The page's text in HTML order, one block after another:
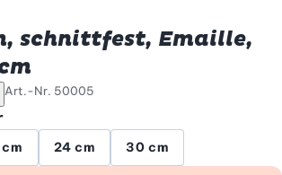
schnittfest, Emaille,
Art.-Nr. 50005
24 cm 30 cm